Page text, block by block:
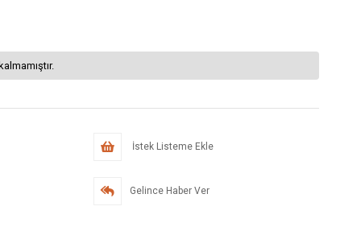
İstek Listeme Ekle
Gelince Haber Ver